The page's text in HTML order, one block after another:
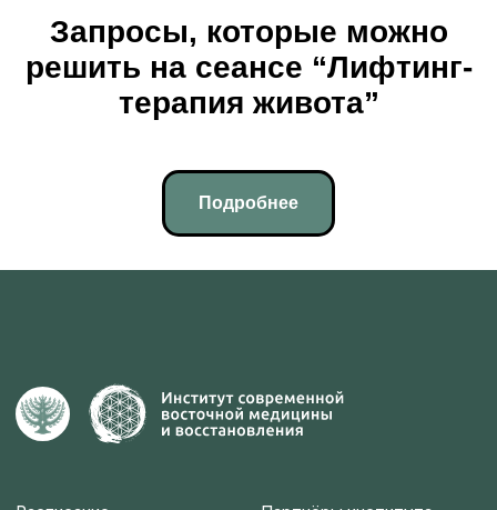
Запросы, которые можно
решить на сеансе “Лифтинг-
терапия живота”
Подробнее